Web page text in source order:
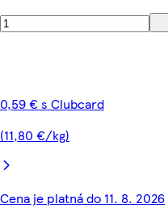
0,59 € s Clubcard
(11,80 €/kg)
Cena je platná do 11. 8. 2026